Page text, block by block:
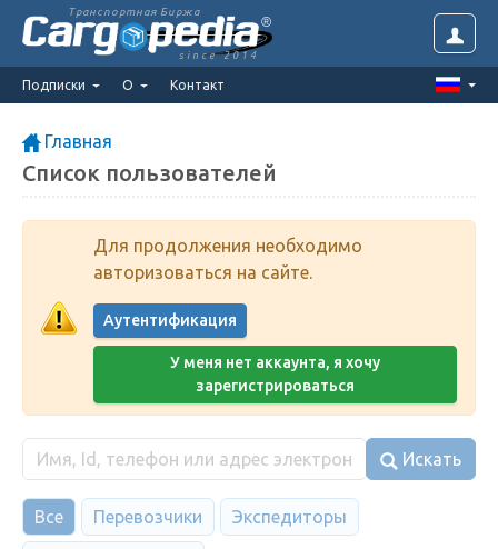
Транспортная Биржа
since 2014
Подписки О Контакт
Главная
Список пользователей
Для продолжения необходимо
авторизоваться на сайте.
Аутентификация
У меня нет аккаунта, я хочу
зарегистрироваться
Искать
Все Перевозчики Экспедиторы